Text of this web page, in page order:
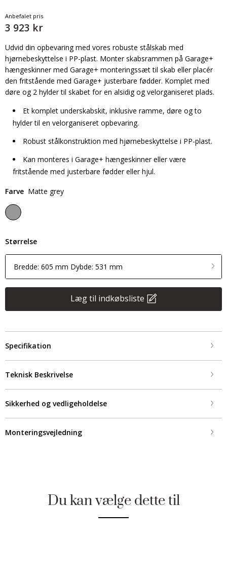
Anbefalet pris
3 923 kr
Udvid din opbevaring med vores robuste stålskab med
hjørnebeskyttelse i PP-plast. Monter skabsrammen på Garage+
hængeskinner med Garage+ monteringssæt til skab eller placér
den fritstående med Garage+ justerbare fødder. Komplet med
døre og 2 hylder til skabet for en alsidig og velorganiseret plads.
Et komplet underskabskit, inklusive ramme, døre og to
hylder til en velorganiseret opbevaring.
Robust stålkonstruktion med hjørnebeskyttelse i PP-plast.
Kan monteres i Garage+ hængeskinner eller være
fritstående med justerbare fødder eller hjul.
Farve Matte grey
Størrelse
Bredde: 605 mm Dybde: 531 mm
Læg til indkøbsliste
Specifikation
Teknisk Beskrivelse
Sikkerhed og vedligeholdelse
Monteringsvejledning
Du kan vælge dette til